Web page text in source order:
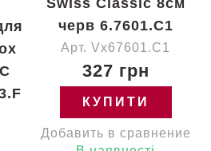
Swiss Classic 8см
черв 6.7601.C1
Арт. Vx67601.C1
327 грн
КУПИТИ
Добавить в сравнение